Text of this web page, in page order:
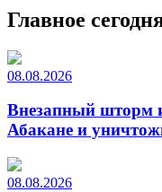
Главное
08.08.2026
Внезапный шторм
Абакане и
08.08.2026